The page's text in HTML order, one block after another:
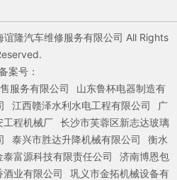
隆汽车维修服务有限公司 All Rights
案号：
服务有限公司
山东鲁杯电器制造有
江西赣泽水利水电工程有限公司
广
工程机械厂 长沙市芙蓉区新志达玻璃
泰兴市胜达升降机械有限公司
衡水
泰富源科技有限责任公司
济南博恩包
业有限公司
巩义市金拓机械设备有